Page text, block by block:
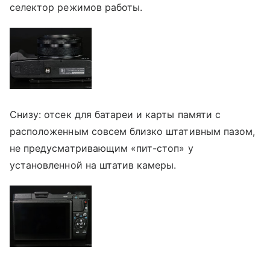
селектор режимов работы.
Снизу: отсек для батареи и карты памяти с
расположенным совсем близко штативным пазом,
не предусматривающим «пит-стоп» у
установленной на штатив камеры.